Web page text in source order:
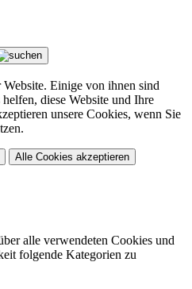
Einige von ihnen sind
diese Website und Ihre
unsere Cookies, wenn Sie
Alle Cookies akzeptieren
alle verwendeten Cookies und
folgende Kategorien zu